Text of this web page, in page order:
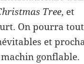
Tree, et
On pourra
et
gonflable.